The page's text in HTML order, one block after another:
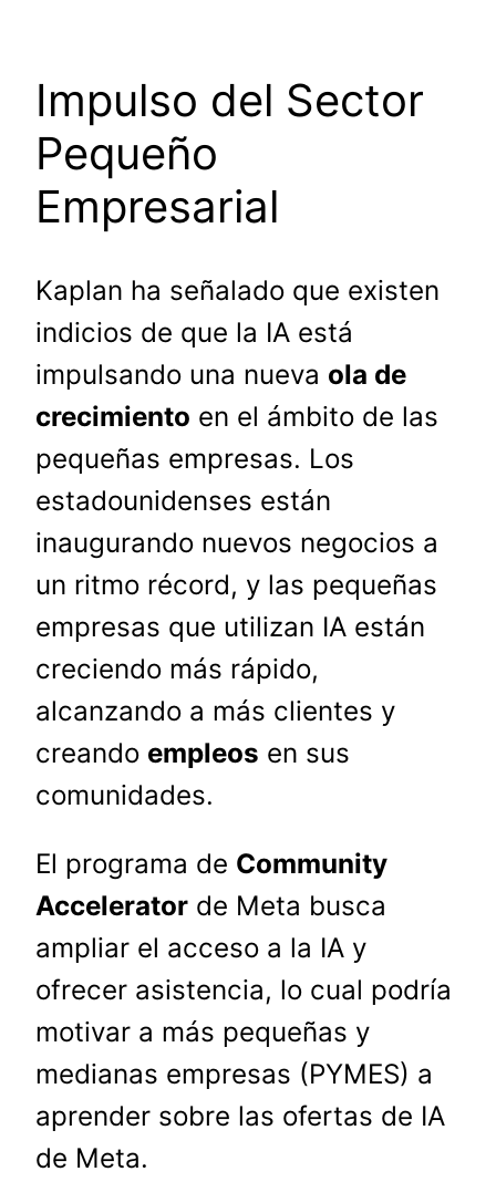
Impulso del Sector
Pequeño
Empresarial
Kaplan ha señalado que existen
indicios de que la IA está
impulsando una nueva ola de
crecimiento en el ámbito de las
pequeñas empresas. Los
estadounidenses están
inaugurando nuevos negocios a
un ritmo récord, y las pequeñas
empresas que utilizan IA están
creciendo más rápido,
alcanzando a más clientes y
creando empleos en sus
comunidades.
El programa de Community
Accelerator de Meta busca
ampliar el acceso a la IA y
ofrecer asistencia, lo cual podría
motivar a más pequeñas y
medianas empresas (PYMES) a
aprender sobre las ofertas de IA
de Meta.